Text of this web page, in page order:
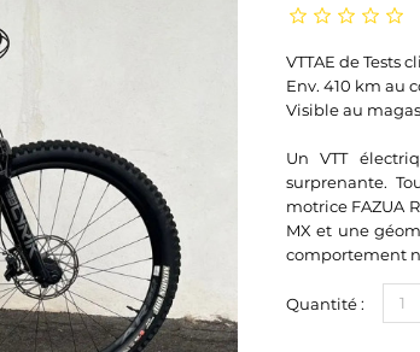
VTTAE de Tests
Env. 410 km au
Visible au
Un VTT
surprenante.
motrice FAZUA
MX et une
comportement
Quantité :